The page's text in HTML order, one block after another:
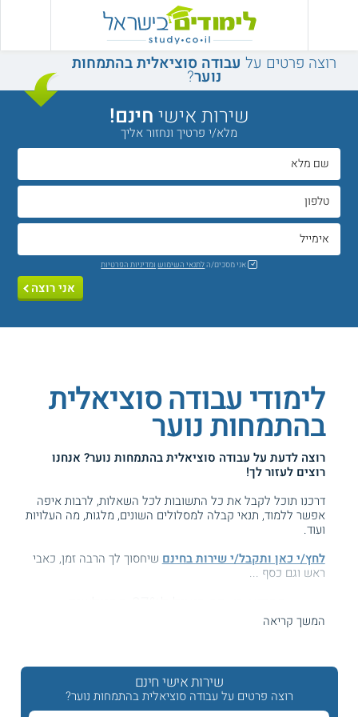
רוצה פרטים על עבודה סוציאלית בהתמחות
נוער?
שירות אישיחינם!
מלא/י פרטיך ונחזור אליך
אני מסכים/הלתנאי השימוש ומדיניות הפרטיות
אני רוצה
לימודי עבודה סוציאלית
בהתמחות נוער
רוצה לדעת על עבודה סוציאלית בהתמחות נוער? אנחנו
רוצים לעזור לך!
דרכנו תוכל לקבל את כל התשובות לכל השאלות, לרבות איפה
אפשר ללמוד, תנאי קבלה למסלולים השונים, מלגות, מה העלויות
ועוד.
לחץ/י כאן ותקבל/י שירות בחינם שיחסוך לך הרבה זמן, כאבי
ראש וגם כסף ...
עזרנו גם לך? דרג אותנו:
לימודי עבודה סוציאלית עם התמחות נוער וילדים
המשך קריאה
שירות אישי חינם
רוצה פרטים על עבודה סוציאלית בהתמחות נוער?